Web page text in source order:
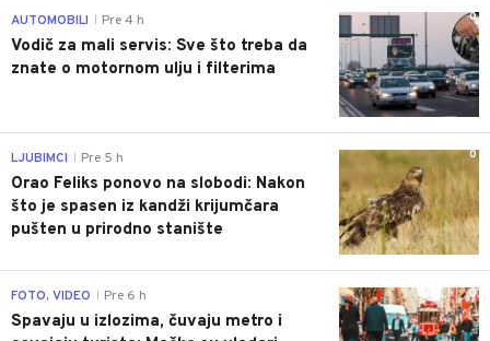
0
AUTOMOBILI Pre 4 h
Vodič za mali servis: Sve što treba da
znate o motornom ulju i filterima
0
LJUBIMCI Pre 5 h
Orao Feliks ponovo na slobodi: Nakon
što je spasen iz kandži krijumčara
pušten u prirodno stanište
0
FOTO, VIDEO Pre 6 h
Spavaju u izlozima, čuvaju metro i